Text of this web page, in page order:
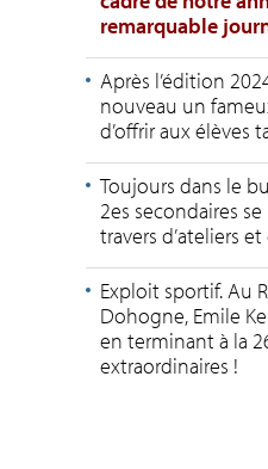
remarquable
Après l’édition
nouveau un
d’offrir aux élèves
Toujours dans le
2es secondaires
travers d’ateliers
Exploit sportif. Au
Dohogne, Emile
en terminant à la
extraordinaires !